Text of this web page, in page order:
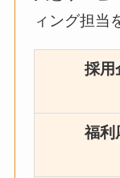
ィング担当
採用
福利